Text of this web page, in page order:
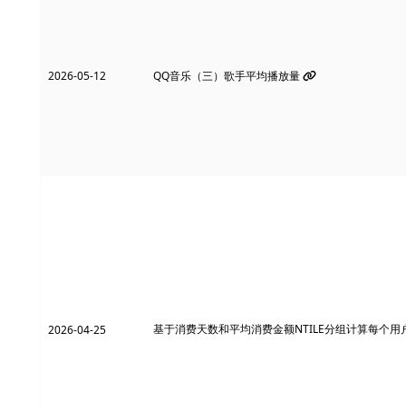
2026-05-12 QQ音乐（三）歌手平均播放量
2026-04-25 基于消费天数和平均消费金额NTILE分组计算每个用